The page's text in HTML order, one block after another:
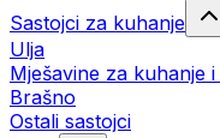
Sastojci za kuhanje
Ulja
Mješavine za kuhanje
Brašno
Ostali sastojci